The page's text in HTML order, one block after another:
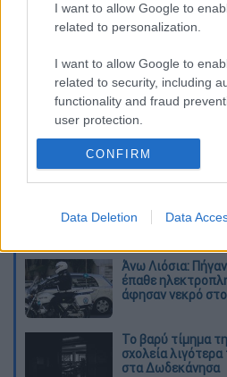
I want to allow Google to
related to personalization.
I want to allow Google to
related to security, including
functionality and fraud
user protection.
CONFIRM
Data Deletion Data
αγώνες στο Μολινό
Διαβάστε ακόμη
Τα «γεράκια»
έδιωχνε
που έκρυβε ο
«Τον αγαπούσε
Άνω Λιόσια:
έπαθε
άφησαν νεκρό
Το βαρύ τίμημα
σχολεία
στα Δωδεκάνησα